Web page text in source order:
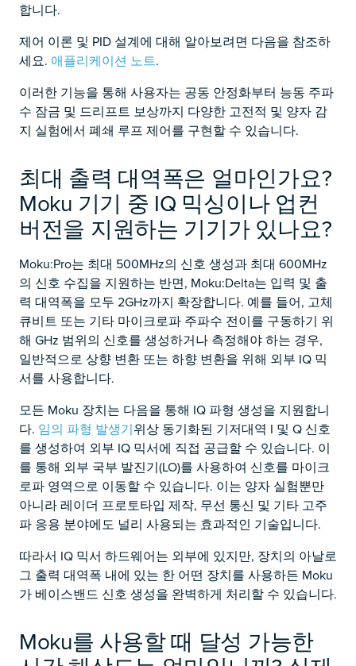
합니다.
제어 이론 및 PID 설계에 대해 알아보려면 다음을 참조하
세요. 애플리케이션 노트.
이러한 기능을 통해 사용자는 공동 안정화부터 능동 주파
수 잠금 및 드리프트 보상까지 다양한 고전적 및 양자 감
지 실험에서 폐쇄 루프 제어를 구현할 수 있습니다.
최대 출력 대역폭은 얼마인가요?
Moku 기기 중 IQ 믹싱이나 업컨
버전을 지원하는 기기가 있나요?
Moku:Pro는 최대 500MHz의 신호 생성과 최대 600MHz
의 신호 수집을 지원하는 반면, Moku:Delta는 입력 및 출
력 대역폭을 모두 2GHz까지 확장합니다. 예를 들어, 고체
큐비트 또는 기타 마이크로파 주파수 전이를 구동하기 위
해 GHz 범위의 신호를 생성하거나 측정해야 하는 경우,
일반적으로 상향 변환 또는 하향 변환을 위해 외부 IQ 믹
서를 사용합니다.
모든 Moku 장치는 다음을 통해 IQ 파형 생성을 지원합니
다. 임의 파형 발생기위상 동기화된 기저대역 I 및 Q 신호
를 생성하여 외부 IQ 믹서에 직접 공급할 수 있습니다. 이
를 통해 외부 국부 발진기(LO)를 사용하여 신호를 마이크
로파 영역으로 이동할 수 있습니다. 이는 양자 실험뿐만
아니라 레이더 프로토타입 제작, 무선 통신 및 기타 고주
파 응용 분야에도 널리 사용되는 효과적인 기술입니다.
따라서 IQ 믹서 하드웨어는 외부에 있지만, 장치의 아날로
그 출력 대역폭 내에 있는 한 어떤 장치를 사용하든 Moku
가 베이스밴드 신호 생성을 완벽하게 처리할 수 있습니다.
Moku를 사용할 때 달성 가능한